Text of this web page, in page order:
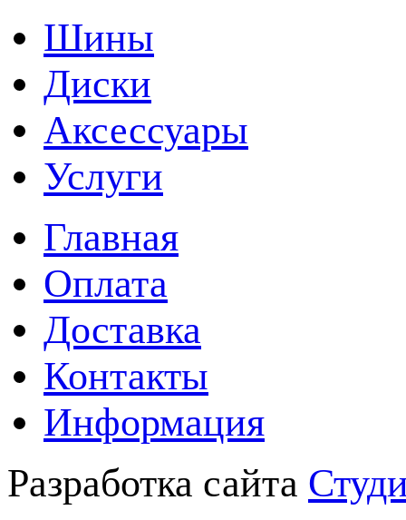
Шины
Диски
Аксессуары
Услуги
Главная
Оплата
Доставка
Контакты
Информация
Разработка сайта